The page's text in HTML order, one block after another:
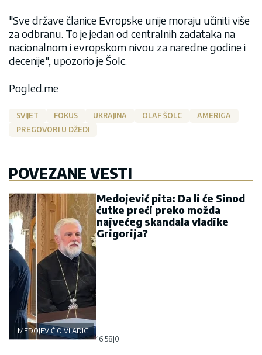
"Sve države članice Evropske unije moraju učiniti više
za odbranu. To je jedan od centralnih zadataka na
nacionalnom i evropskom nivou za naredne godine i
decenije", upozorio je Šolc.
Pogled.me
SVIJET FOKUS UKRAJINA OLAF ŠOLC
AMERIGA
PREGOVORI U DŽEDI
POVEZANE VESTI
MEDOJEVIĆ O VLADICI GRIGORIJU
Medojević pita: Da li će Sinod
ćutke preći preko možda
najvećeg skandala vladike
Grigorija?
16:58 0